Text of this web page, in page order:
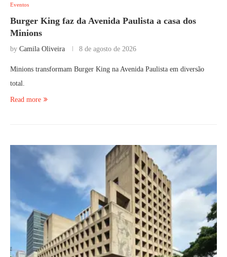
Eventos
Burger King faz da Avenida Paulista a casa dos
Minions
by Camila Oliveira 8 de agosto de 2026
Minions transformam Burger King na Avenida Paulista em diversão
total.
Read more